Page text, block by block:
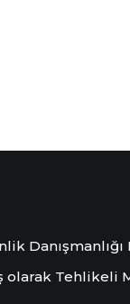
Danışmanlığı
Tehlikeli